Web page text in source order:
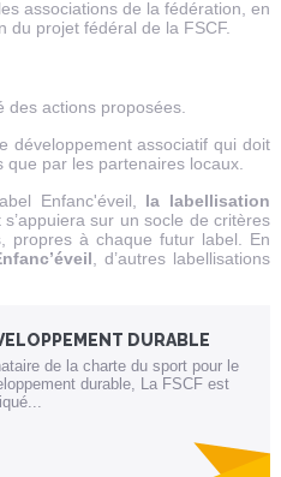
associations de la fédération, en
du projet fédéral de la FSCF.
des actions proposées.
développement associatif qui doit
par les partenaires locaux.
Enfanc'éveil, la labellisation
s’appuiera sur un socle de critères
propres à chaque futur label. En
, d’autres labellisations
DURABLE
de la charte du sport pour le
durable, La FSCF est